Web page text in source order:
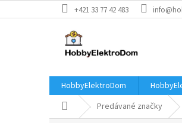
na
+421 33 77 42 483
HobbyElektroDom
DomovPredávané značky